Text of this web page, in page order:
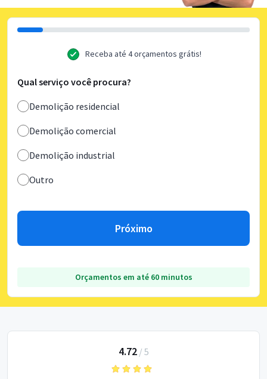
Receba até 4 orçamentos grátis!
Qual serviço você procura?
Demolição residencial
Demolição comercial
Demolição industrial
Outro
Próximo
Orçamentos em até 60 minutos
4.72/ 5